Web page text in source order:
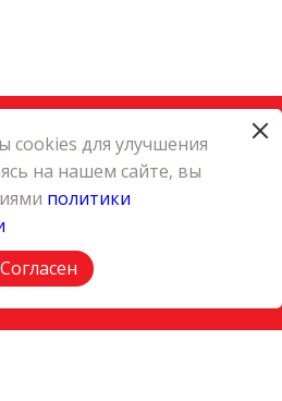
cookies для улучшения
на нашем сайте, вы
политики
Согласен